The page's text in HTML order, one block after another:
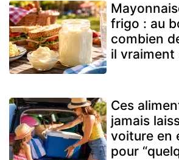
frigo : au
combien
il vraiment
Ces
jamais
voiture en
pour